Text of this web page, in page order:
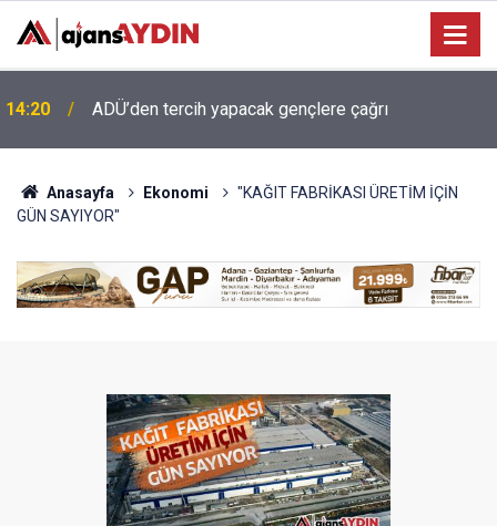
14:20 ADÜ’den tercih yapacak gençlere çağrı
Anasayfa Ekonomi
"KAĞIT FABRİKASI ÜRETİM İÇİN
GÜN SAYIYOR"